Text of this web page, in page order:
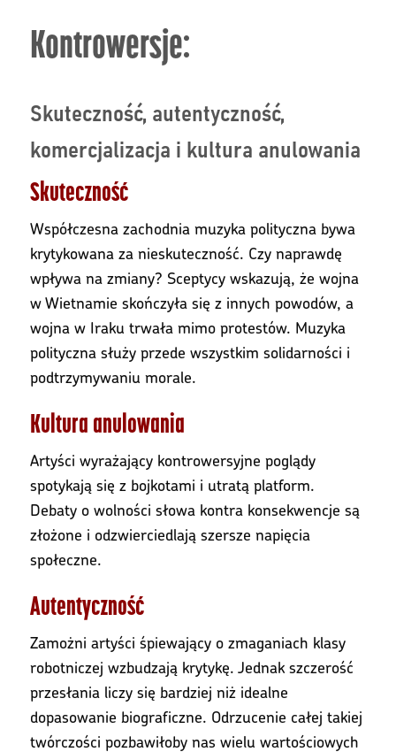
Kontrowersje:
Skuteczność, autentyczność,
komercjalizacja i kultura anulowania
Skuteczność
Współczesna zachodnia muzyka polityczna bywa
krytykowana za nieskuteczność. Czy naprawdę
wpływa na zmiany? Sceptycy wskazują, że wojna
w Wietnamie skończyła się z innych powodów, a
wojna w Iraku trwała mimo protestów. Muzyka
polityczna służy przede wszystkim solidarności i
podtrzymywaniu morale.
Kultura anulowania
Artyści wyrażający kontrowersyjne poglądy
spotykają się z bojkotami i utratą platform.
Debaty o wolności słowa kontra konsekwencje są
złożone i odzwierciedlają szersze napięcia
społeczne.
Autentyczność
Zamożni artyści śpiewający o zmaganiach klasy
robotniczej wzbudzają krytykę. Jednak szczerość
przesłania liczy się bardziej niż idealne
dopasowanie biograficzne. Odrzucenie całej takiej
twórczości pozbawiłoby nas wielu wartościowych